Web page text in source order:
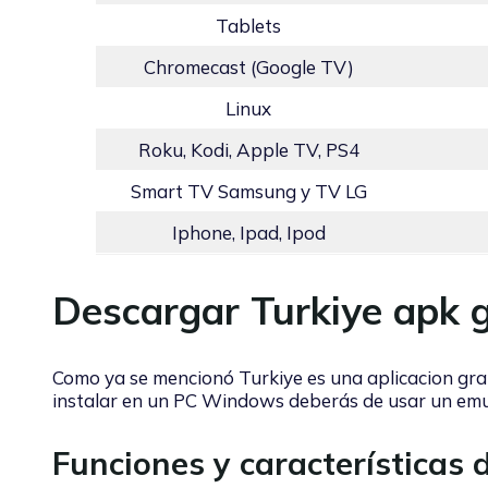
Tablets
Chromecast (Google TV)
Linux
Roku, Kodi, Apple TV, PS4
Smart TV Samsung y TV LG
Iphone, Ipad, Ipod
Descargar Turkiye apk
Como ya se mencionó Turkiye es una aplicacion
instalar en un PC Windows deberás de usar un
Funciones y características